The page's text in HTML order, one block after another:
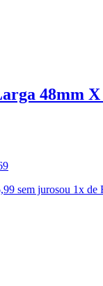
48mm X
sem jurosou 1x de